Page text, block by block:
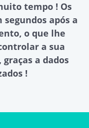
tempo ! Os
após a
o que lhe
a sua
a dados
!